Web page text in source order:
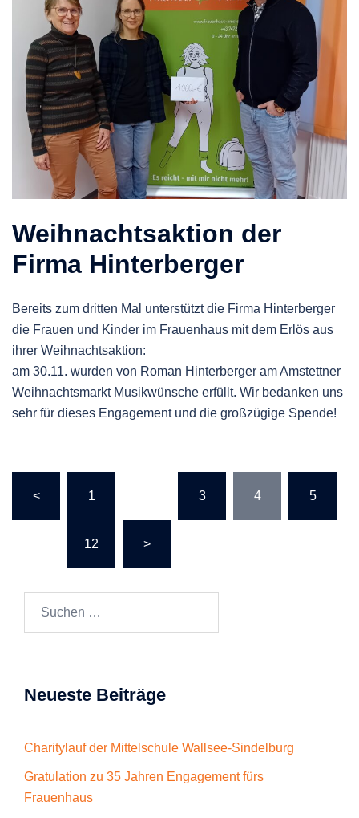
Weihnachtsaktion der
Firma Hinterberger
Bereits zum dritten Mal unterstützt die Firma Hinterberger
die Frauen und Kinder im Frauenhaus mit dem Erlös aus
ihrer Weihnachtsaktion:
am 30.11. wurden von Roman Hinterberger am Amstettner
Weihnachtsmarkt Musikwünsche erfüllt. Wir bedanken uns
sehr für dieses Engagement und die großzügige Spende!
der
Beiträge
< 1 3 4 5
12 >
Neueste Beiträge
Charitylauf der Mittelschule Wallsee-Sindelburg
Gratulation zu 35 Jahren Engagement fürs
Frauenhaus